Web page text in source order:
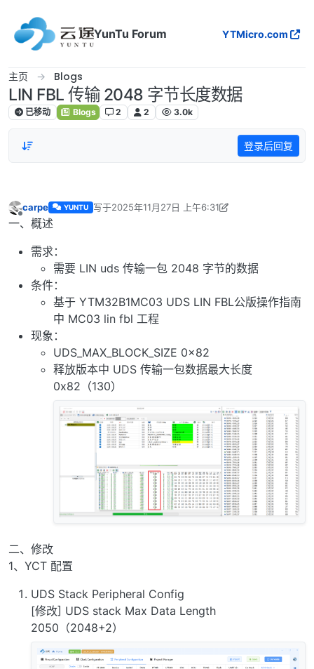
YunTu Forum
YTMicro.com
主页 Blogs
LIN FBL 传输 2048 字节长度数据
已移动 Blogs 2 2 3.0k
登录后回复
离线
carpe YUNTU 写于2025年11月27日 上午6:31
最后由 carpe 编辑 2025年11月28日 上午10:16
一、概述
需求：
需要 LIN uds 传输一包 2048 字节的数据
条件：
基于 YTM32B1MC03 UDS LIN FBL公版操作指南
中 MC03 lin fbl 工程
现象：
UDS_MAX_BLOCK_SIZE 0x82
释放版本中 UDS 传输一包数据最大长度
0x82（130）
二、修改
1、YCT 配置
UDS Stack Peripheral Config
[修改] UDS stack Max Data Length
2050（2048+2）